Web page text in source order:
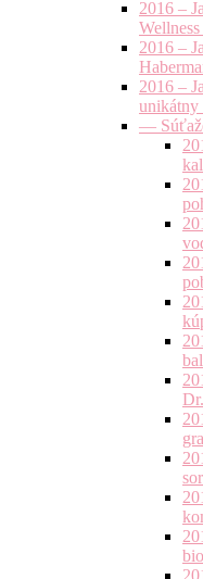
2016 –
2016 –
2016 –
unikátny
—